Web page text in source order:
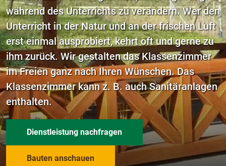
während des Unterrichts zu verändern. Wer den
Unterricht in der Natur und an der frischen Luft
erst einmal ausprobiert, kehrt oft und gerne zu
ihm zurück. Wir gestalten das Klassenzimmer
im Freien ganz nach Ihren Wünschen. Das
Klassenzimmer kann z. B. auch Sanitäranlagen
enthalten.
Dienstleistung nachfragen
Bauten anschauen